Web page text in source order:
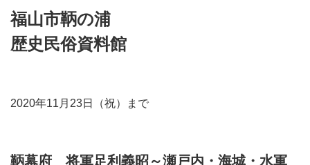
福山市鞆の浦
歴史民俗資料館
2020年11月23日（祝）まで
鞆幕府 将軍足利義昭～瀬戸内・海城・水軍